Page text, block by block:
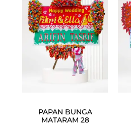
PAPAN BUNGA
MATARAM 28